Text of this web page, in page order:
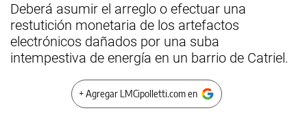
Deberá asumir el arreglo o efectuar una
restutición monetaria de los artefactos
electrónicos dañados por una suba
intempestiva de energía en un barrio de Catriel.
+ Agregar LMCipolletti.com en